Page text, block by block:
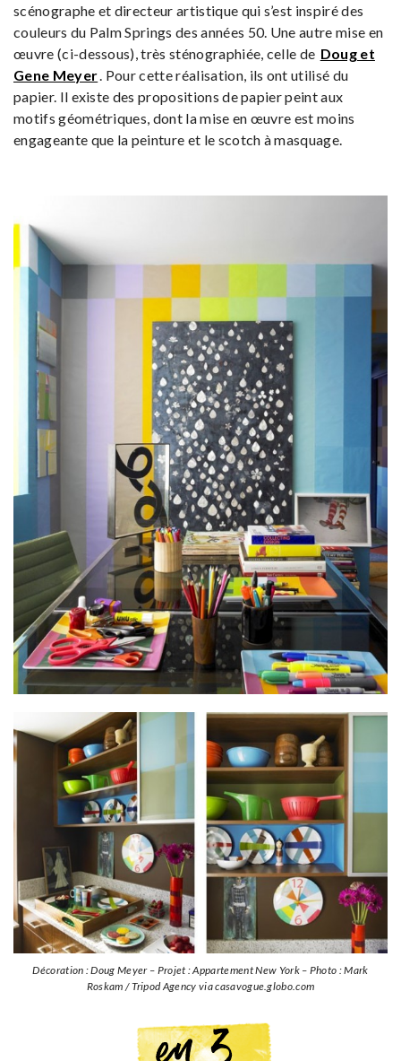
scénographe et directeur artistique qui s’est inspiré des
couleurs du Palm Springs des années 50. Une autre mise en
œuvre (ci-dessous), très sténographiée, celle de Doug et
Gene Meyer . Pour cette réalisation, ils ont utilisé du
papier. Il existe des propositions de papier peint aux
motifs géométriques, dont la mise en œuvre est moins
engageante que la peinture et le scotch à masquage.
Décoration : Doug Meyer – Projet : Appartement New York – Photo : Mark
Roskam / Tripod Agency via casavogue.globo.com